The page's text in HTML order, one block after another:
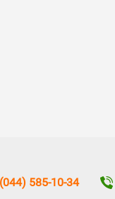
(044) 585-10-34